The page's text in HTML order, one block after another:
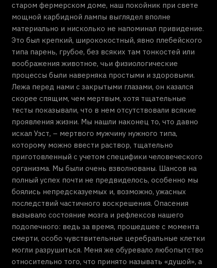
старом фермерском доме, наш покойник при свете
мощной карбидной лампы выглядел вполне
материально и нисколько не напоминал привидение.
Это был крепкий, ширококостный, явно плебейского
типа парень, грубое, без всяких там тонкостей или
воображения животное, чьи физиологические
процессы были наверняка простыми и здоровыми.
Лежа перед нами с закрытыми глазами, он казался
скорее спящим, чем мертвым, хотя тщательные
тесты показывали, что в нем отсутствовали всякие
проявления жизни. Мы нашли наконец то, что давно
искал Уэст, – мертвого мужчину нужного типа,
которому можно ввести раствор, тщательно
приготовленный с учетом специфики человеческого
организма. Мы были очень взволнованы. Шансов на
полный успех почти не предвиделось, особенно мы
боялись непредсказуемых и, возможно, ужасных
последствий частичного воскрешения. Опасения
вызывало состояние мозга и рефлексов нашего
подопечного: ведь за время, прошедшее с момента
смерти, особо чувствительные церебральные клетки
могли разрушиться. Меня же обуревало любопытство
относительно того, что принято называть «душой», а